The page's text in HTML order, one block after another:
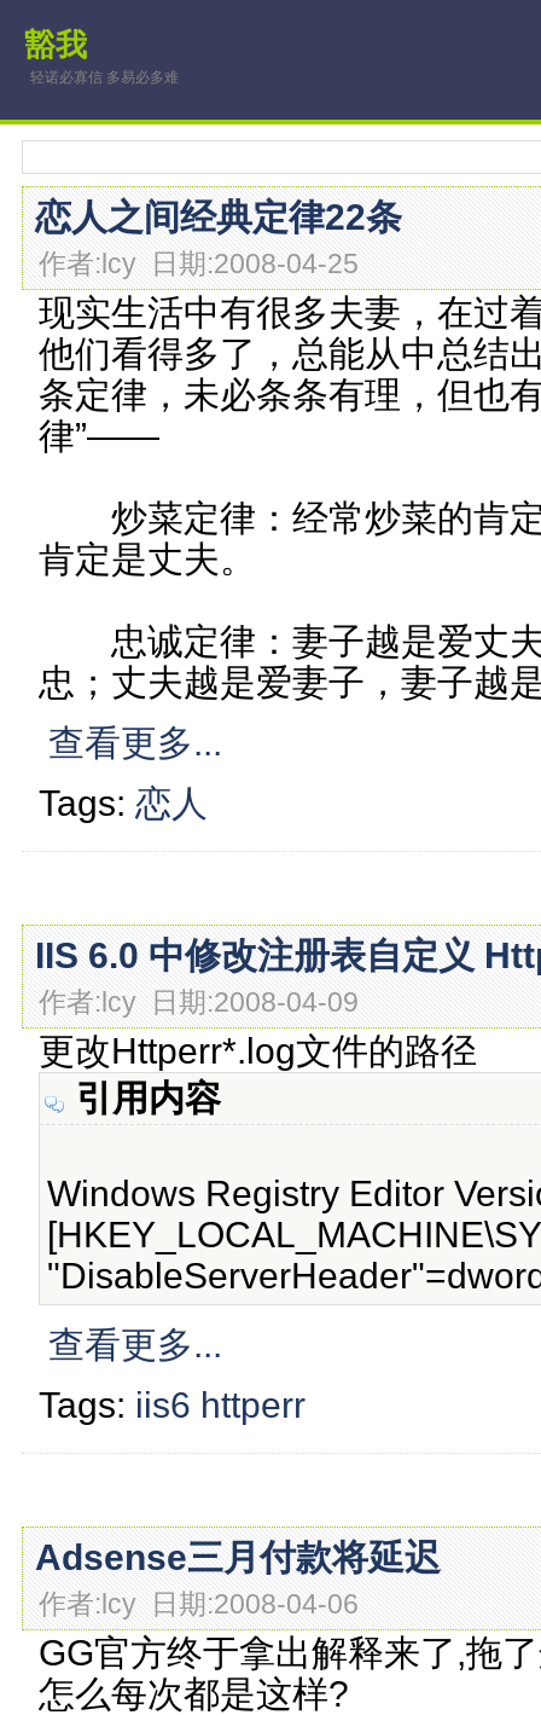
豁我
轻诺必寡信 多易必多难
恋人之间经典定律22条
作者:lcy 日期:2008-04-25
现实生活中有很多夫妻，在过
他们看得多了，总能从中总结
条定律，未必条条有理，但也
律”——
炒菜定律：经常炒菜的肯定
肯定是丈夫。
忠诚定律：妻子越是爱丈夫
忠；丈夫越是爱妻子，妻子越
查看更多...
Tags:恋人
IIS 6.0 中修改注册表自定义
作者:lcy 日期:2008-04-09
更改Httperr*.log文件的路径
引用内容
Windows Registry Editor
查看更多...
Tags: iis6 httperr
Adsense三月付款将延迟
作者:lcy 日期:2008-04-06
GG官方终于拿出解释来了,拖
怎么每次都是这样?